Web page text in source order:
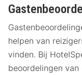
helpen van
vinden. Bij
beoordelingen